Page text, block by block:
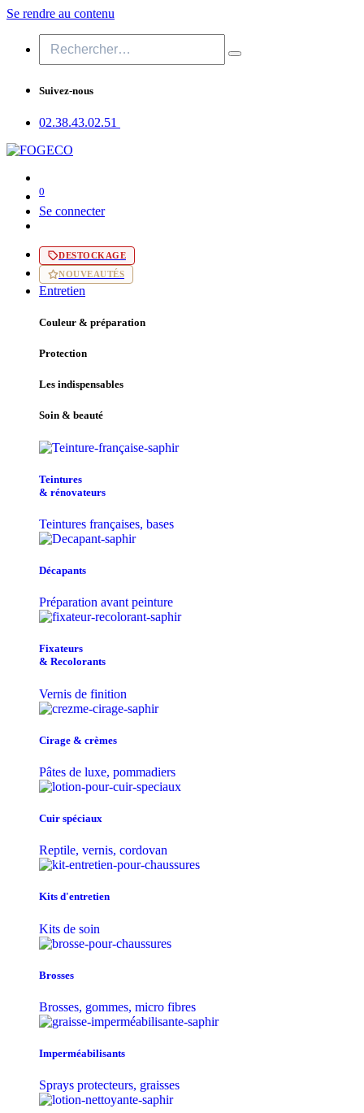
Se rendre au contenu
Suivez-nous
02.38.43​.02.51
0
Se connecter
DESTOCKAGE
NOUVEAUTÉS
Entretien
Couleur & préparation
Protection
Les indispensables
Soin & beauté
Teintu​res
& r​é​novateurs
Teintures françaises, bases
Décapants
Préparation avant peinture
Fixateurs
& Recolorants
Vernis de finition
Cirage & crèmes
Pâtes de luxe, pommadiers
Cuir spéciaux
Reptile, vernis, cordovan
Kits d'entretien
Kits de soin
Brosses
Brosses, gommes, micro fibres
Imperméabilisants
Sprays protecteurs, graisses